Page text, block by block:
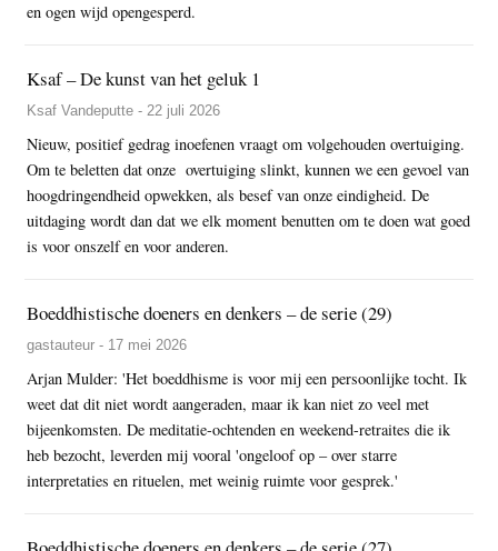
en ogen wijd opengesperd.
Ksaf – De kunst van het geluk 1
Ksaf Vandeputte - 22 juli 2026
Nieuw, positief gedrag inoefenen vraagt om volgehouden overtuiging.
Om te beletten dat onze overtuiging slinkt, kunnen we een gevoel van
hoogdringendheid opwekken, als besef van onze eindigheid. De
uitdaging wordt dan dat we elk moment benutten om te doen wat goed
is voor onszelf en voor anderen.
Boeddhistische doeners en denkers – de serie (29)
gastauteur - 17 mei 2026
Arjan Mulder: 'Het boeddhisme is voor mij een persoonlijke tocht. Ik
weet dat dit niet wordt aangeraden, maar ik kan niet zo veel met
bijeenkomsten. De meditatie-ochtenden en weekend-retraites die ik
heb bezocht, leverden mij vooral 'ongeloof op – over starre
interpretaties en rituelen, met weinig ruimte voor gesprek.'